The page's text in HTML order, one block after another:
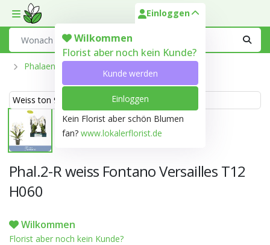
Toggle mobile menu
Einloggen
Wilkommen
Florist aber noch kein Kunde?
Kunde werden
Einloggen
Kein Florist aber schön Blumen
fan? www.lokalerflorist.de
Phalaenopsis Aus Der Optiflor-Gärtnerei
Weiss ton 999D
Phal.2-R weiss Fontano Versailles T12
H060
Wilkommen
Florist aber noch kein Kunde?